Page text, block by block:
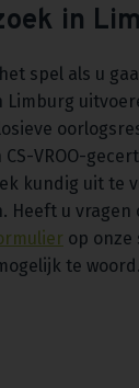
in
spel als u
Limburg
CS-VROO-
kundig uit te
Heeft u
op onze
te woord.